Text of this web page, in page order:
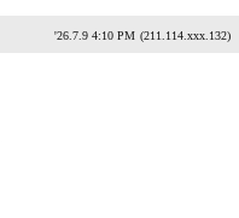
'26.7.9 4:10 PM (211.114.xxx.132)